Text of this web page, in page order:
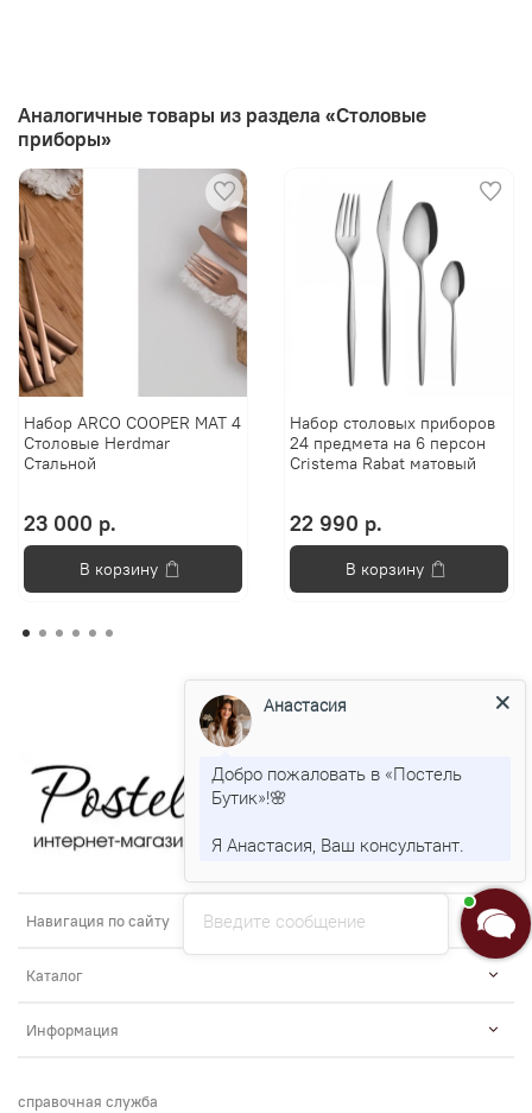
Аналогичные товары из раздела «Столовые
приборы»
Набор ARCO COOPER MAT 4
Столовые Herdmar
Стальной
23 000 р.
В корзину
Набор столовых приборов
24 предмета на 6 персон
Cristema Rabat матовый
22 990 р.
В корзину
Навигация по сайту
Каталог
Информация
справочная служба
Введите сообщение
Анастасия
Добро пожаловать в «Постель
Бутик»!🌸
Я Анастасия, Ваш консультант.